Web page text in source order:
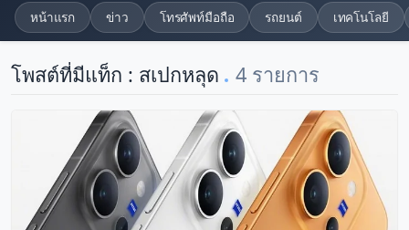
หน้าแรก ข่าว โทรศัพท์มือถือ รถยนต์ เทคโนโลยี
โพสต์ที่มีแท็ก : สเปกหลุด 4 รายการ